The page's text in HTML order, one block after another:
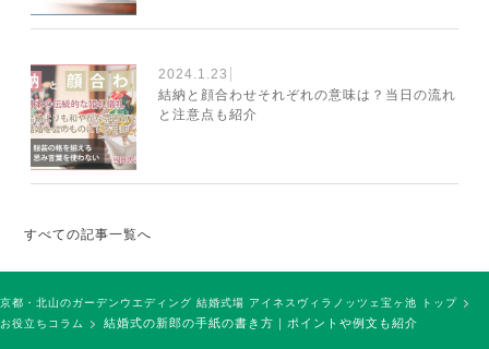
2024.1.23
結納と顔合わせそれぞれの意味は？当日の流れ
と注意点も紹介
すべての記事一覧へ
京都・北山のガーデンウエディング 結婚式場 アイネスヴィラノッツェ宝ヶ池 トップ
お役立ちコラム
結婚式の新郎の手紙の書き方｜ポイントや例文も紹介